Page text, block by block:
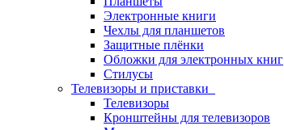
Электронные книги
Чехлы для планшетов
Защитные плёнки
Обложки для электронных книг
Стилусы
Телевизоры и приставки
Телевизоры
Кронштейны для телевизоров